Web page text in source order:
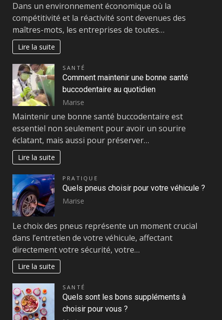
Dans un environnement économique où la
compétitivité et la réactivité sont devenues des
maîtres-mots, les entreprises de toutes…
Lire la suite
SANTÉ
Comment maintenir une bonne santé
buccodentaire au quotidien
Marise
Maintenir une bonne santé buccodentaire est
essentiel non seulement pour avoir un sourire
éclatant, mais aussi pour préserver…
Lire la suite
PRATIQUE
Quels pneus choisir pour votre véhicule ?
Marise
Le choix des pneus représente un moment crucial
dans l’entretien de votre véhicule, affectant
directement votre sécurité, votre…
Lire la suite
SANTÉ
Quels sont les bons suppléments à
choisir pour vous ?